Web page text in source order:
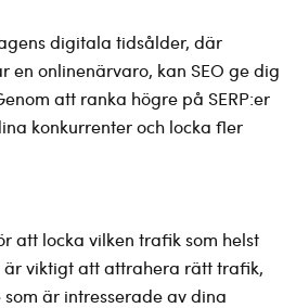
digitala tidsålder, där
en onlinenärvaro, kan SEO ge dig
att ranka högre på SERP:er
konkurrenter och locka fler
att locka vilken trafik som helst
viktigt att attrahera rätt trafik,
är intresserade av dina